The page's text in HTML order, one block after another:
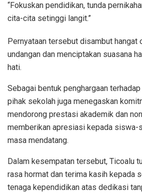
“Fokuskan pendidikan, tunda
cita-cita setinggi langit.”
Pernyataan tersebut disambut hangat
undangan dan menciptakan suasana
hati.
Sebagai bentuk penghargaan
pihak sekolah juga menegaskan
mendorong prestasi akademik dan
memberikan apresiasi kepada
masa mendatang.
Dalam kesempatan tersebut, Ticoalu
rasa hormat dan terima kasih kepada
tenaga kependidikan atas dedikasi